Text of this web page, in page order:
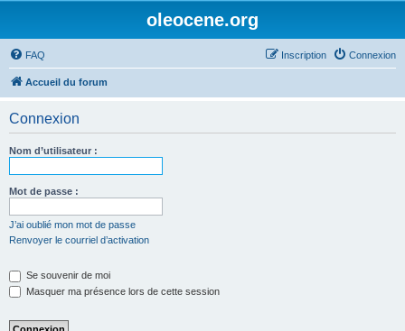
oleocene.org
FAQ Connexion
Inscription
Accueil du forum
Connexion
Nom d’utilisateur :
Mot de passe :
J’ai oublié mon mot de passe
Renvoyer le courriel d’activation
Se souvenir de moi
Masquer ma présence lors de cette session